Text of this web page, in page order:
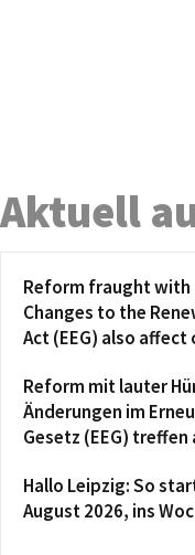
Aktuell
Reform fraught with
Changes to the
Act (EEG) also affect
Reform mit lauter
Änderungen im
Gesetz (EEG)
Hallo Leipzig: So
August 2026, ins